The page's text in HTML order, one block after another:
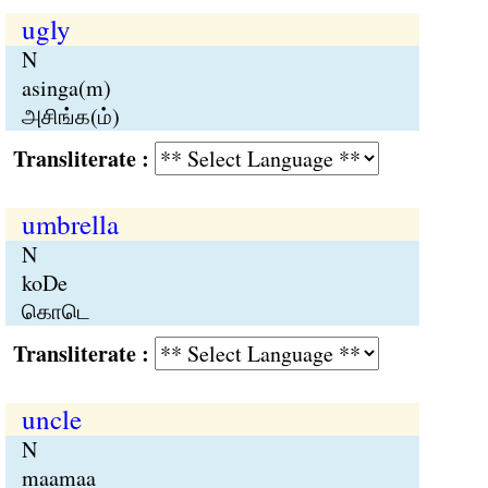
ugly
N
asinga(m)
அசிங்க(ம்)
:
umbrella
N
koDe
கொடெ
:
uncle
N
maamaa